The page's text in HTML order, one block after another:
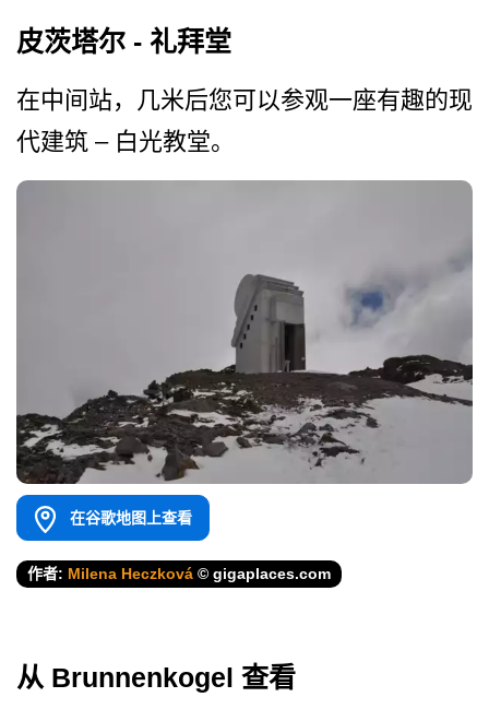
皮茨塔尔 - 礼拜堂
在中间站，几米后您可以参观­一座有趣的现
代建筑 – 白光教堂。
在谷歌地图上查看
作者: Milena Heczková © gigaplaces.com
从 Brunnenkogel 查看